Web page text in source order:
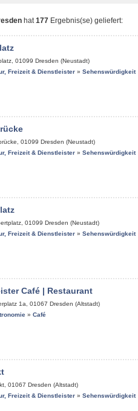
hat177 Ergebnis(se) geliefert:
01099 Dresden (Neustadt)
Freizeit & Dienstleister » Sehenswürdigkeit
01099 Dresden (Neustadt)
Freizeit & Dienstleister » Sehenswürdigkeit
01099 Dresden (Neustadt)
Freizeit & Dienstleister » Sehenswürdigkeit
Café | Restaurant
1a 01067 Dresden (Altstadt)
» Café
01067 Dresden (Altstadt)
Freizeit & Dienstleister » Sehenswürdigkeit